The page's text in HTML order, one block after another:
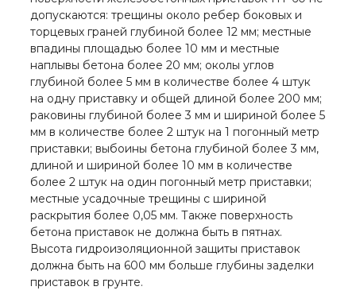
допускаются: трещины около ребер боковых и
торцевых граней глубиной более 12 мм; местные
впадины площадью более 10 мм и местные
наплывы бетона более 20 мм; околы углов
глубиной более 5 мм в количестве более 4 штук
на одну приставку и общей длиной более 200 мм;
раковины глубиной более 3 мм и шириной более 5
мм в количестве более 2 штук на 1 погонный метр
приставки; выбоины бетона глубиной более 3 мм,
длиной и шириной более 10 мм в количестве
более 2 штук на один погонный метр приставки;
местные усадочные трещины с шириной
раскрытия более 0,05 мм. Также поверхность
бетона приставок не должна быть в пятнах.
Высота гидроизоляционной защиты приставок
должна быть на 600 мм больше глубины заделки
приставок в грунте.